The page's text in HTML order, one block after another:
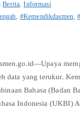
Berita,Informasi
, #Kemendikdasmen,
data yang terukur.
Bahasa (Badan
Indonesia (UKBI)